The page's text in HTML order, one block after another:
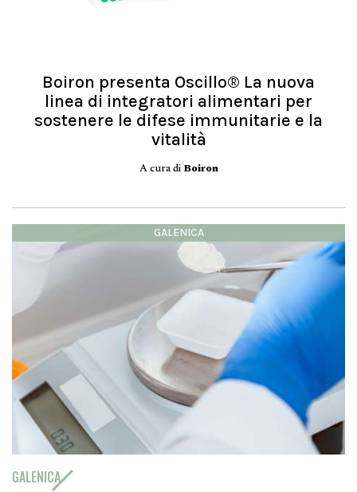
Boiron presenta Oscillo® La nuova
linea di integratori alimentari per
sostenere le difese immunitarie e la
vitalità
A cura di Boiron
GALENICA
GALENICA